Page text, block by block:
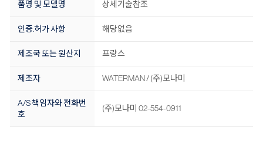
품명 및 모델명 상세기술참조
인증.허가 사항 해당없음
제조국 또는 원산지 프랑스
제조자 WATERMAN / (주)모나미
A/S 책임자와 전화번
호
(주)모나미 02-554-0911